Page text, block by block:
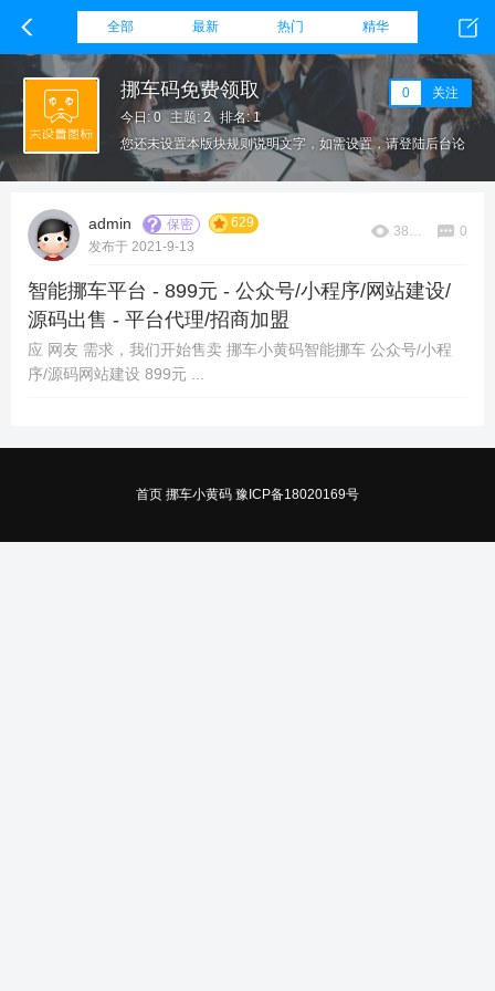
全部 最新 热门 精华
挪车码免费领取
今日: 0 主题: 2 排名: 1
0 关注
您还未设置本版块规则说明文字，如需设置，请登陆后台论
坛栏目，在该板块设置下方填写本版块规则。
0
admin 保密
629
发布于 2021-9-13
智能挪车平台 - 899元 - 公众号/小程序/网站建设/
源码出售 - 平台代理/招商加盟
应 网友 需求，我们开始售卖 挪车小黄码智能挪车 公众号/小程
序/源码网站建设 899元 ...
首页 挪车小黄码 豫ICP备18020169号